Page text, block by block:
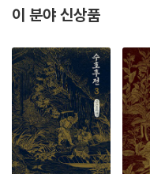
이 있기 때문이다. 그때 붙인
과 정식으로 저작권 계약을 맺
다. 그동안 왕멍은 1999년 가을
자들과 문인들과 함께 대담을
교에서 강연을 하기도 했다. 성
경험을 고백하고 있다.
“2001년 가을에 나로서는 감
이 분야 신상품